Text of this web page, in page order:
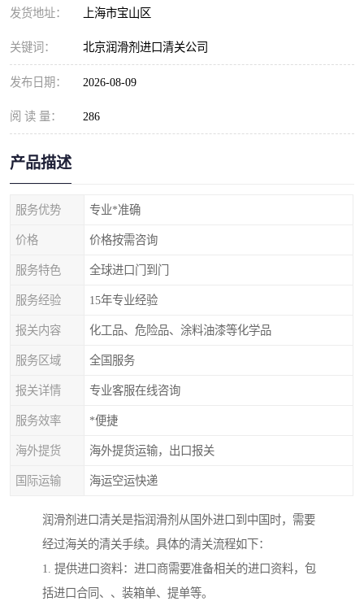
发货地址： 上海市宝山区
关键词： 北京润滑剂进口清关公司
发布日期： 2026-08-09
阅 读 量： 286
产品描述
服务优势 专业*准确
价格 价格按需咨询
服务特色 全球进口门到门
服务经验 15年专业经验
报关内容 化工品、危险品、涂料油漆等化学品
服务区域 全国服务
报关详情 专业客服在线咨询
服务效率 *便捷
海外提货 海外提货运输，出口报关
国际运输 海运空运快递
润滑剂进口清关是指润滑剂从国外进口到中国时，需要
经过海关的清关手续。具体的清关流程如下：
1. 提供进口资料：进口商需要准备相关的进口资料，包
括进口合同、、装箱单、提单等。